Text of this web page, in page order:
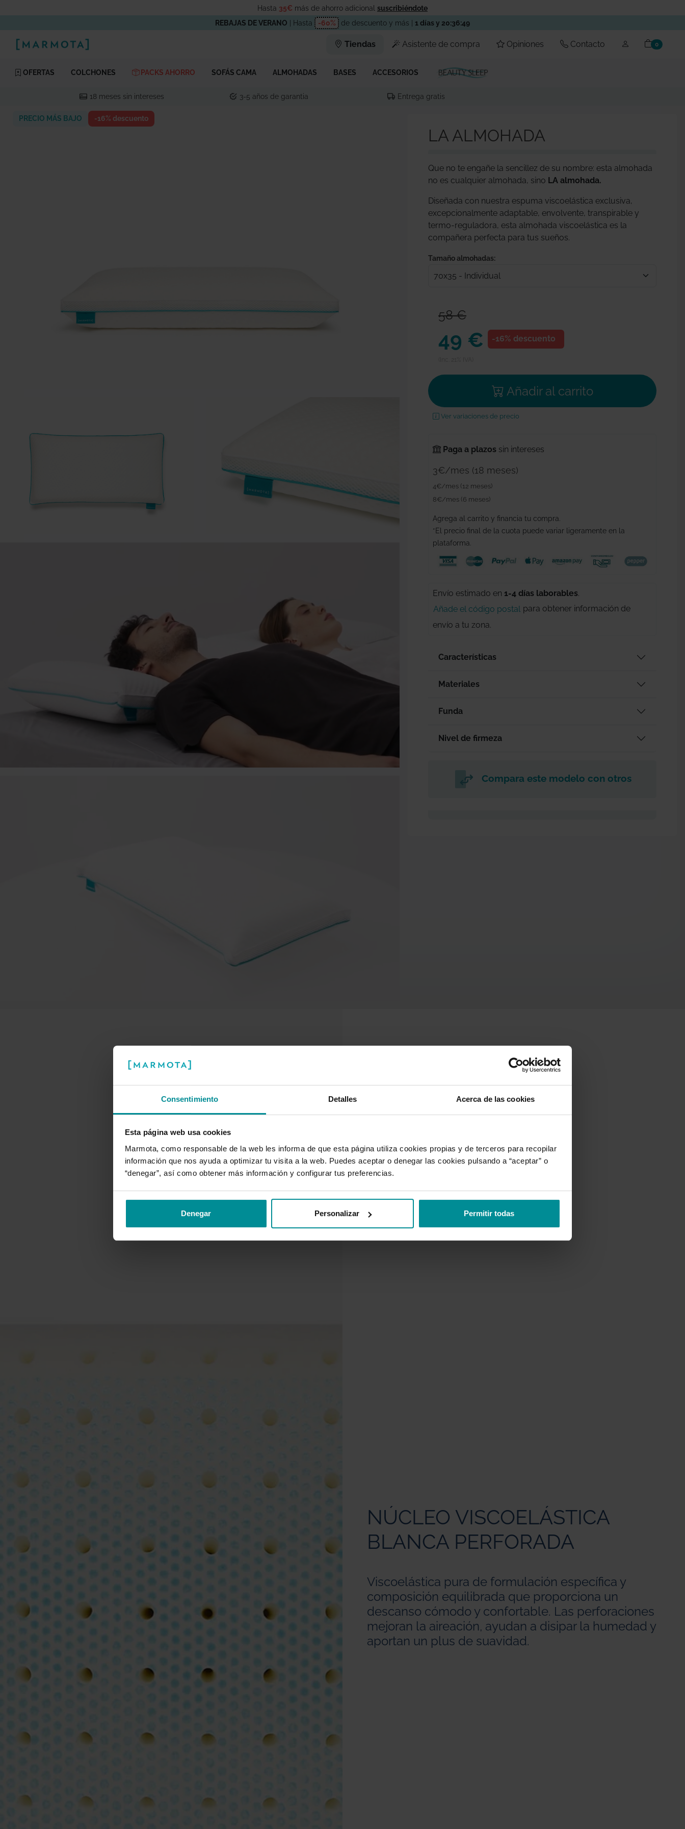
Consentimiento Detalles Acerca de las cookies
Esta página web usa cookies
Marmota, como responsable de la web les informa de que esta página utiliza cookies propias y de terceros para recopilar
información que nos ayuda a optimizar tu visita a la web. Puedes aceptar o denegar las cookies pulsando a “aceptar” o
“denegar”, así como obtener más información y configurar tus preferencias.
Denegar Personalizar Permitir todas
Hasta 35€ más de ahorro adicional suscribiéndote
REBAJAS DE VERANO | Hasta -60% de descuento y más | 1 días y 20:36:47
Tiendas Asistente de compra Opiniones Contacto 0items
OFERTAS COLCHONES PACKS AHORRO SOFÁS CAMA ALMOHADAS BASES ACCESORIOS
18 meses sin intereses 3-5 años de garantia Entrega gratis
PRECIO MÁS BAJO -16% descuento
LA ALMOHADA
Que no te engañe la sencillez de su nombre: esta almohada
no es cualquier almohada, sino LA almohada.
Diseñada con nuestra espuma viscoelástica exclusiva,
excepcionalmente adaptable, envolvente, transpirable y
termo-reguladora, esta almohada viscoelástica es la
compañera perfecta para tus sueños.
Tamaño almohadas:
58 €
49 € -16% descuento
Añadir al carrito
Ver variaciones de precio
Paga a plazos sin intereses
3€/mes (18 meses)
4€/mes (12 meses)
8€/mes (6 meses)
Agrega al carrito y financia tu compra.
*El precio final de la cuota puede variar ligeramente en la
plataforma.
Envío estimado en 1-4 días laborables.
Añade el código postal para obtener información de
envío a tu zona.
Características
Materiales
Funda
Nivel de firmeza
Compara este modelo con otros
NÚCLEO VISCOELÁSTICA
BLANCA PERFORADA
Viscoelástica pura de formulación específica y
composición equilibrada que proporciona un
descanso cómodo y confortable. Las perforaciones
mejoran la aireación, ayudan a disipar la humedad y
aportan un plus de suavidad.